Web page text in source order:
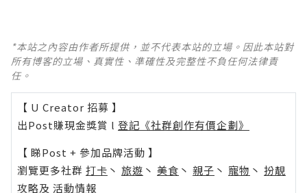
*本站之內容由作者所提供，並不代表本站的立場。因此本站對
所有博客的立場、真實性、準確性及完整性不負任何法律責
任。
【 U Creator 招募 】
出Post賺現金獎賞 l 登記《社群創作有價企劃》
【 睇Post + 參加品牌活動 】
瀏覽更多社群 打卡 丶 旅遊 丶 美食 丶 親子 丶 寵物 丶 扮靚
攻略及 活動情報